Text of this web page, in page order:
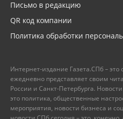
Письмо в редакцию
QR код компании
Политика обработки
Интернет-издание Газета.СПб – это
ежедневно представляет своим
России и Санкт-Петербурга.
это политика, общественные
мероприятия, новости бизнеса и